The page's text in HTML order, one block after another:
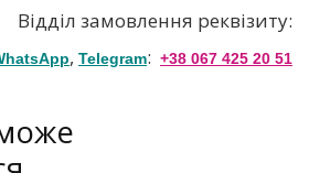
Відділ замовлення реквізиту:
, Telegram: +38 067 425 20 51